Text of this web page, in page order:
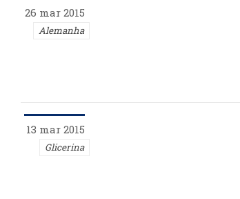
26 mar 2015
Alemanha
13 mar 2015
Glicerina